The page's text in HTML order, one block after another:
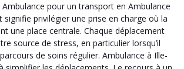
pour un transport en Ambulance
signifie privilégier une prise en charge où la
une place centrale. Chaque déplacement
source de stress, en particulier lorsqu’il
de soins régulier. Ambulance à Ille-